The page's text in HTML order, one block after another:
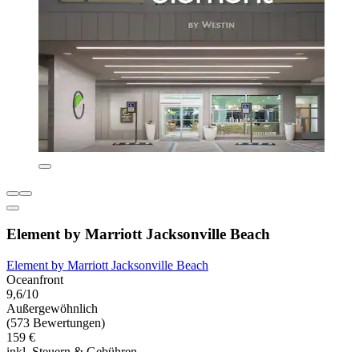
Element by Marriott Jacksonville Beach
Element by Marriott Jacksonville Beach
Oceanfront
9,6/10
Außergewöhnlich
(573 Bewertungen)
159 €